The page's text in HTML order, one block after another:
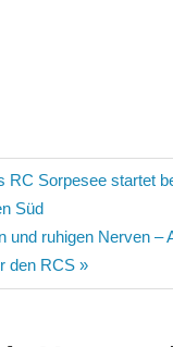
RC Sorpesee startet
Süd
und ruhigen Nerven –
den RCS